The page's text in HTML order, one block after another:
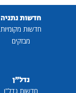
חדשות נתניה
חדשות מקומיות
מבזקים
נדל"ן
חדשות נדל"ן